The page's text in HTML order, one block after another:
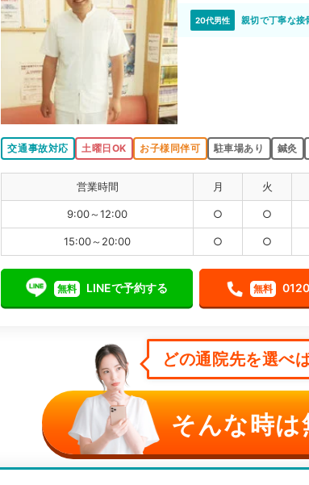
20代男性 親切で丁寧な接
交通事故対応 土曜日OK お子様同伴可 駐車場あり 鍼灸
営業時間 月 火
9:00～12:00 ○ ○
15:00～20:00 ○ ○
無料 LINEで予約する 無料
どの通院先を選べ
そんな時は